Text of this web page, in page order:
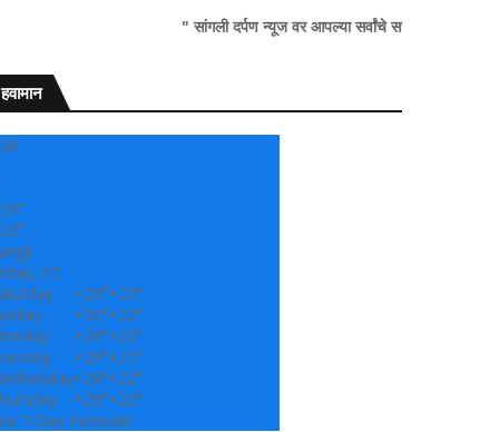
" सांगली दर्पण न्यूज वर आपल्या सर्वांचे सहर्ष स्वागत..!"
हवामान
28
29°
23°
07
+29°+23°
+30°+22°
+29°+22°
+29°+21°
+28°+22°
+29°+22°
7-Day Forecast